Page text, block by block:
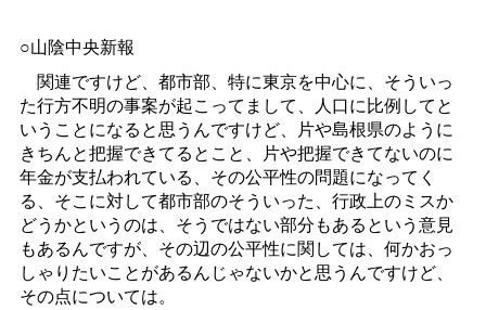
○山陰中央新報
関連ですけど、都市部、特に東京を中心に、そういっ
た行方不明の事案が起こってまして、人口に比例してと
いうことになると思うんですけど、片や島根県のように
きちんと把握できてるとこと、片や把握できてないのに
年金が支払われている、その公平性の問題になってく
る、そこに対して都市部のそういった、行政上のミスか
どうかというのは、そうではない部分もあるという意見
もあるんですが、その辺の公平性に関しては、何かおっ
しゃりたいことがあるんじゃないかと思うんですけど、
その点については。